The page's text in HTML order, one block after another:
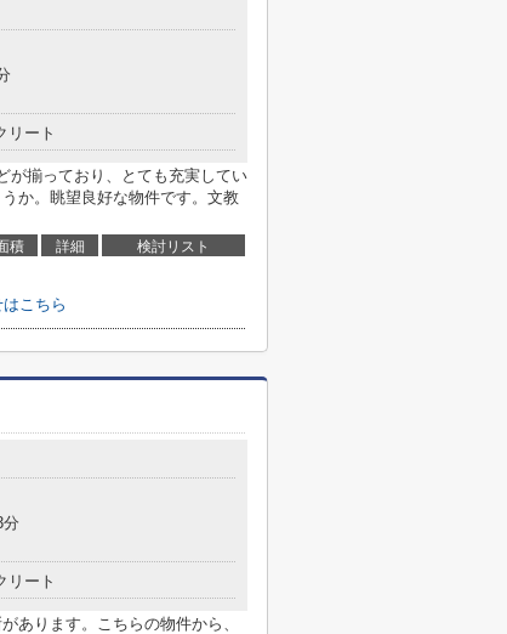
リート
が揃っており、とても充実してい
か。眺望良好な物件です。文教
積 詳細 検討リスト
こちら
分
リート
あります。こちらの物件から、